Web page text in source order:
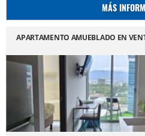
MÁS
APARTAMENTO AMUEBLADO EN